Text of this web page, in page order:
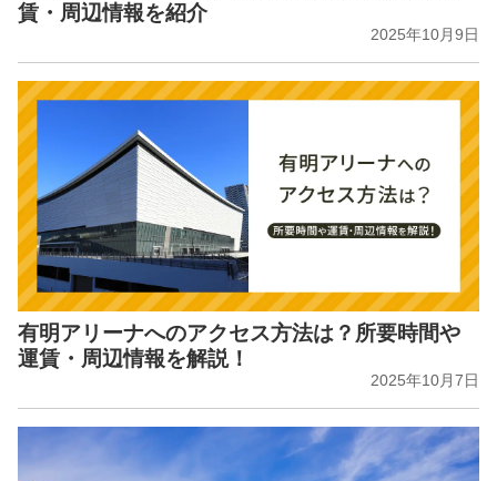
賃・周辺情報を紹介
2025年10月9日
有明アリーナへのアクセス方法は？所要時間や
運賃・周辺情報を解説！
2025年10月7日